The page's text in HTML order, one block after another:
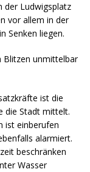
der Ludwigsplatz
vor allem in der
Senken liegen.
Blitzen unmittelbar
ist die
die Stadt mittelt.
ist einberufen
alarmiert.
beschränken
Wasser